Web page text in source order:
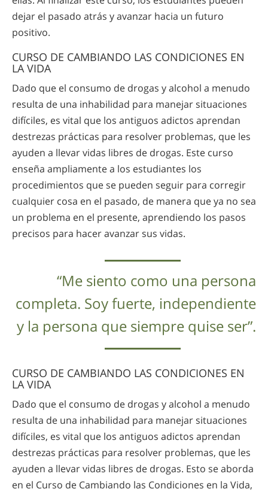
dejar el pasado atrás y avanzar hacia un futuro
positivo.
CURSO DE CAMBIANDO LAS CONDICIONES EN
LA VIDA
Dado que el consumo de drogas y alcohol a menudo
resulta de una inhabilidad para manejar situaciones
difíciles, es vital que los antiguos adictos aprendan
destrezas prácticas para resolver problemas, que les
ayuden a llevar vidas libres de drogas. Este curso
enseña ampliamente a los estudiantes los
procedimientos que se pueden seguir para corregir
cualquier cosa en el pasado, de manera que ya no sea
un problema en el presente, aprendiendo los pasos
precisos para hacer avanzar sus vidas.
“Me siento como una persona
completa. Soy fuerte, independiente
y la persona que siempre quise ser”.
CURSO DE CAMBIANDO LAS CONDICIONES EN
LA VIDA
Dado que el consumo de drogas y alcohol a menudo
resulta de una inhabilidad para manejar situaciones
difíciles, es vital que los antiguos adictos aprendan
destrezas prácticas para resolver problemas, que les
ayuden a llevar vidas libres de drogas. Esto se aborda
en el Curso de Cambiando las Condiciones en la Vida,